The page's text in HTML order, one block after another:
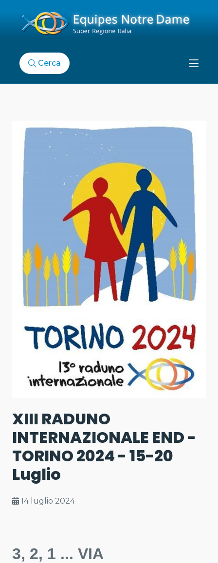
Cerca
XIII RADUNO
INTERNAZIONALE END -
TORINO 2024 - 15-20
Luglio
14 luglio 2024
3, 2, 1 ... VIA